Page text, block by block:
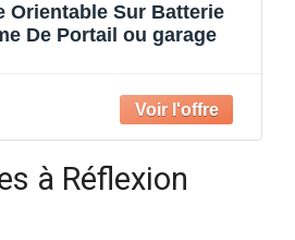
Orientable Sur Batterie
De Portail ou garage
à Réflexion